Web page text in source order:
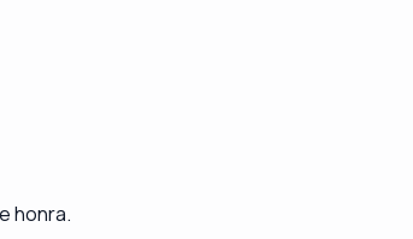
honra.